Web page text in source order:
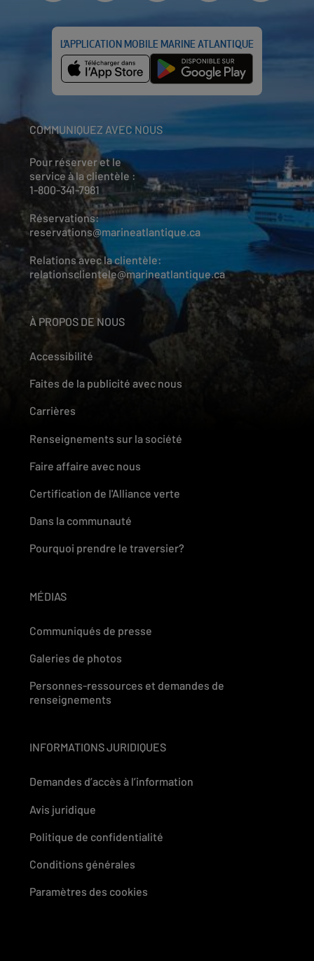
L’APPLICATION MOBILE MARINE ATLANTIQUE
COMMUNIQUEZ AVEC NOUS
Pour réserver et le
service à la clientèle :
1-800-341-7981
Réservations:
reservations@marineatlantique.ca
Relations avec la clientèle:
relationsclientele@marineatlantique.ca
À PROPOS DE NOUS
Accessibilité
Faites de la publicité avec nous
Carrières
Renseignements sur la société
Faire affaire avec nous
Certification de l'Alliance verte
Dans la communauté
Pourquoi prendre le traversier?
MÉDIAS
Communiqués de presse
Galeries de photos
Personnes-ressources et demandes de
renseignements
INFORMATIONS JURIDIQUES
Demandes d’accès à l’information
Avis juridique
Politique de confidentialité
Conditions générales
Paramètres des cookies